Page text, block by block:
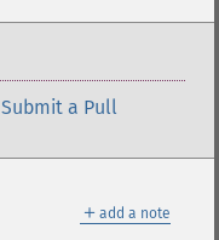
Submit a Pull
＋ add a note